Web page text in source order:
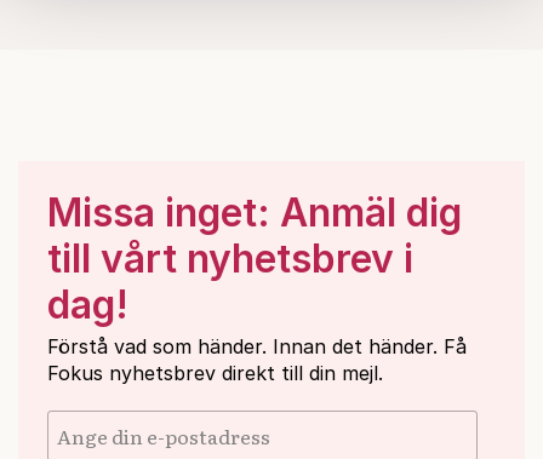
Missa inget: Anmäl dig
till vårt nyhetsbrev i
dag!
Förstå vad som händer. Innan det händer. Få
Fokus nyhetsbrev direkt till din mejl.